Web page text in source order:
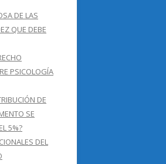
DE LAS
QUE DEBE
PSICOLOGÍA
DE
SE
5%?
DEL